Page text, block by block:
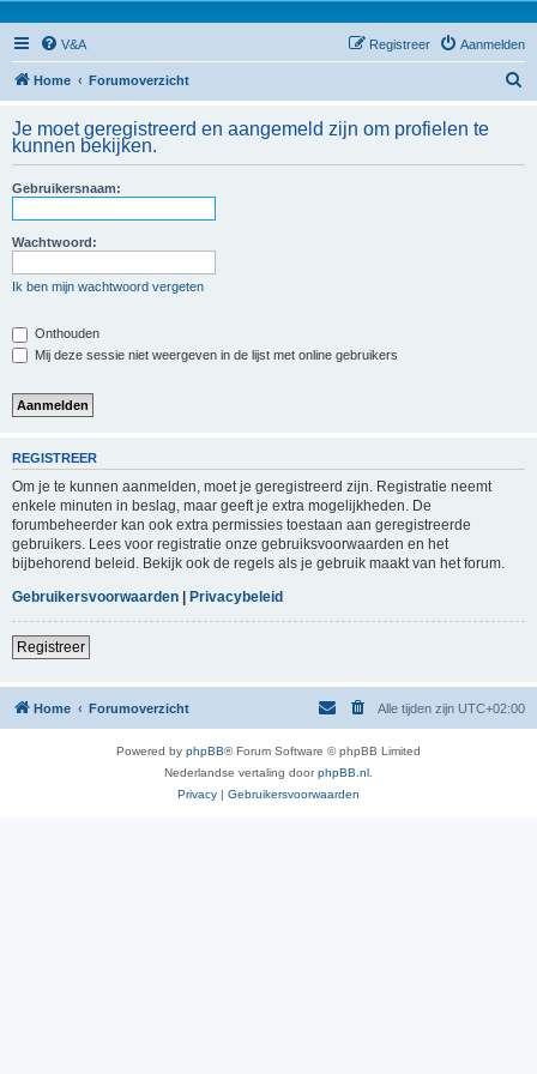
V&A Aanmelden
Registreer
Home Forumoverzicht
k
Je moet geregistreerd en aangemeld zijn om profielen te
kunnen bekijken.
Gebruikersnaam:
Wachtwoord:
Ik ben mijn wachtwoord vergeten
Onthouden
Mij deze sessie niet weergeven in de lijst met online gebruikers
REGISTREER
Om je te kunnen aanmelden, moet je geregistreerd zijn. Registratie neemt
enkele minuten in beslag, maar geeft je extra mogelijkheden. De
forumbeheerder kan ook extra permissies toestaan aan geregistreerde
gebruikers. Lees voor registratie onze gebruiksvoorwaarden en het
bijbehorend beleid. Bekijk ook de regels als je gebruik maakt van het forum.
Gebruikersvoorwaarden | Privacybeleid
Registreer
Home Forumoverzicht Alle tijden zijn UTC+02:00
Powered by phpBB® Forum Software © phpBB Limited
Nederlandse vertaling doorphpBB.nl
Privacy | Gebruikersvoorwaarden